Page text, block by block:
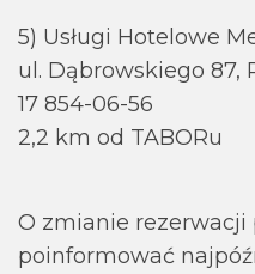
5) Usługi Hotelowe
ul. Dąbrowskiego 87,
17 854-06-56
2,2 km od TABORu
O zmianie rezerwacji
poinformować